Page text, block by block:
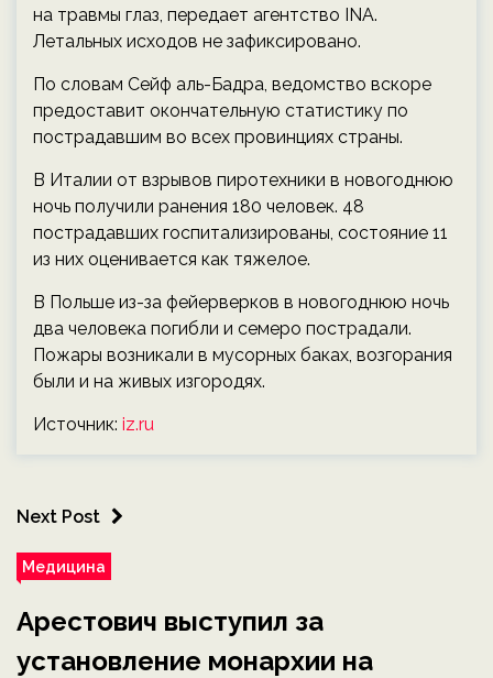
на травмы глаз, передает агентство INA.
Летальных исходов не зафиксировано.
По словам Сейф аль-Бадра, ведомство вскоре
предоставит окончательную статистику по
пострадавшим во всех провинциях страны.
В Италии от взрывов пиротехники в новогоднюю
ночь получили ранения 180 человек. 48
пострадавших госпитализированы, состояние 11
из них оценивается как тяжелое.
В Польше из-за фейерверков в новогоднюю ночь
два человека погибли и семеро пострадали.
Пожары возникали в мусорных баках, возгорания
были и на живых изгородях.
Источник: iz.ru
Next Post
Медицина
Арестович выступил за
установление монархии на